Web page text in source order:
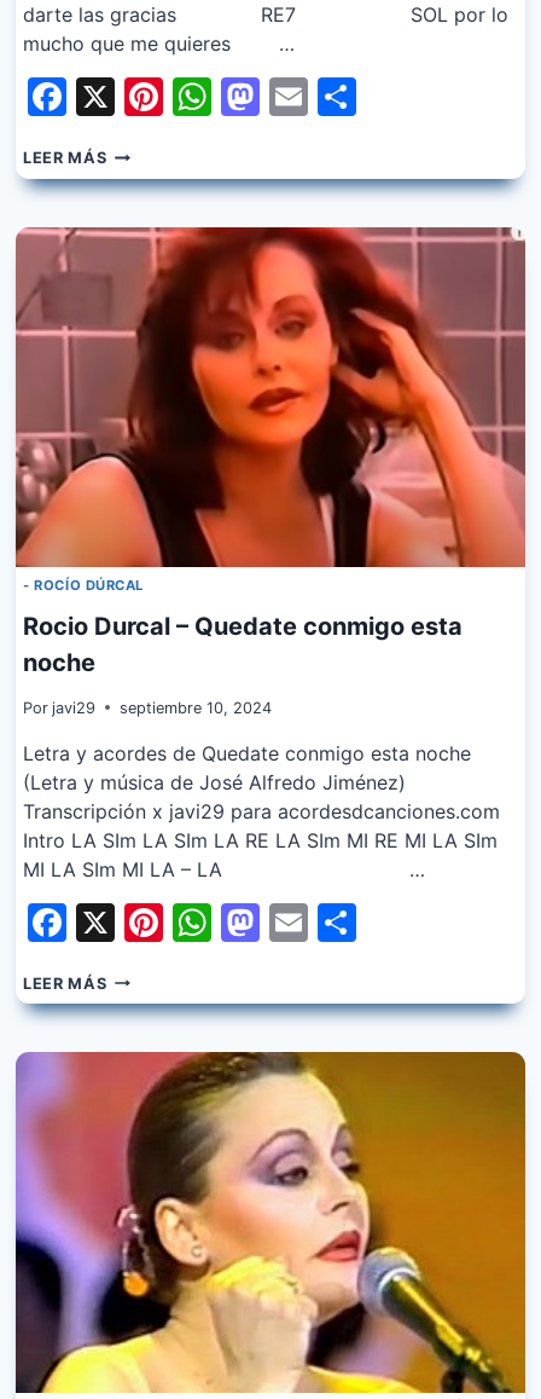
darte las gracias RE7 SOL por lo
mucho que me quieres …
Facebook
X Pinterest
WhatsApp
Mastodon
Email
LEER MÁSROCIO
DURCAL
–
VOY
HACER
FELIZ
- ROCÍO DÚRCAL
Rocio Durcal – Quedate conmigo esta
noche
Por javi29 septiembre 10, 2024
Letra y acordes de Quedate conmigo esta noche
(Letra y música de José Alfredo Jiménez)
Transcripción x javi29 para acordesdcanciones.com
Intro LA SIm LA SIm LA RE LA SIm MI RE MI LA SIm
MI LA SIm MI LA – LA …
Facebook
X Pinterest
WhatsApp
Mastodon
Email
LEER MÁSROCIO
DURCAL
–
CONMIGO
ESTA
NOCHE